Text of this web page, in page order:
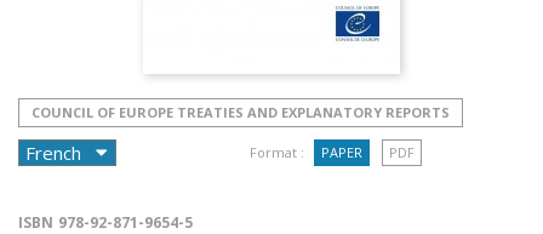
COUNCIL OF EUROPE TREATIES AND EXPLANATORY REPORTS
Format : PAPER PDF
ISBN 978-92-871-9654-5